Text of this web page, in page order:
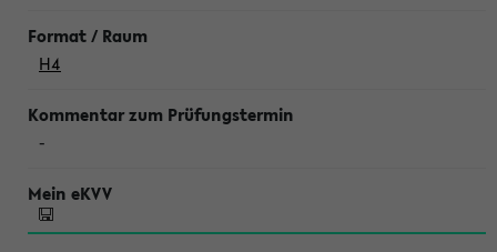
H4
-